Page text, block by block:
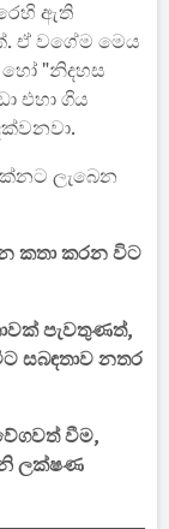
ඇති
ඒ වගේම මෙය
හෝ "නිදහස
එහා ගිය
ලැබෙන
කතා කරන විට
පැවතුණත්,
සබඳතාව නතර
වීම,
ලක්ෂණ